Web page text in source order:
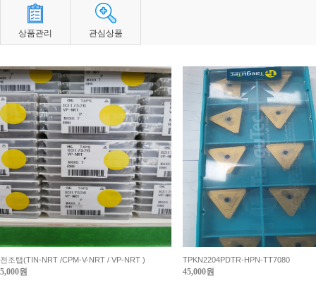
상품관리 관심상품
전조탭(TIN-NRT /CPM-V-NRT / VP-NRT )
5,000원
TPKN2204PDTR-HPN-TT7080
45,000원